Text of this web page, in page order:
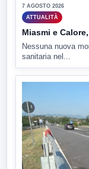
7 AGOSTO 2026
ATTUALITÀ
Miasmi e
Nessuna nuova
sanitaria nel...